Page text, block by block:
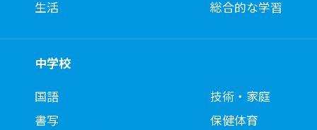
生活
総合的な学習
中学校
国語
書写
技術・家庭
保健体育